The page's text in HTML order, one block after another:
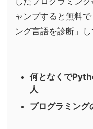
ャンプすると無料
ング言語を診断」し
何となくで
人
プログラミング